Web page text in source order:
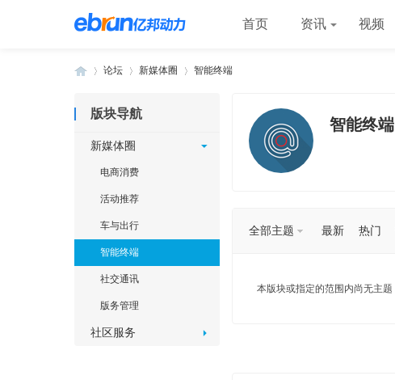
首页 资讯 视频
»
论坛
›
新媒体圈 智能终端
版块导航
新媒体圈
电商消费
活动推荐
车与出行
智能终端
社交通讯
版务管理
社区服务
智能终端
全部主题 最新 热门
本版块或指定的范围内尚无主题